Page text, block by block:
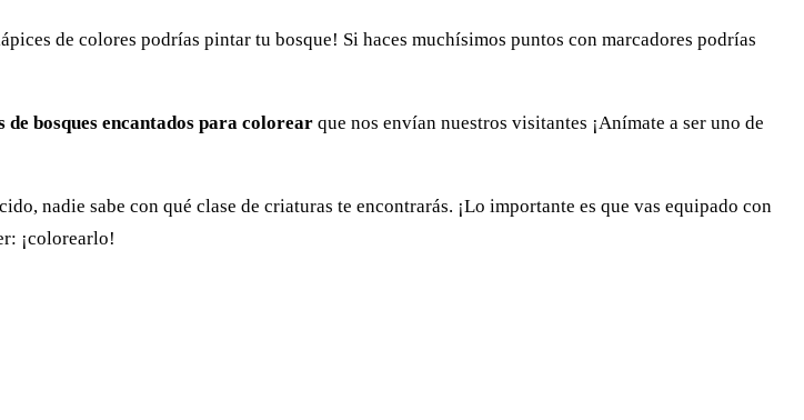
de colores podrías pintar tu bosque! Si haces muchísimos puntos con marcadores podrías
de bosques encantados para colorear que nos envían nuestros visitantes ¡Anímate a ser uno de
nadie sabe con qué clase de criaturas te encontrarás. ¡Lo importante es que vas equipado con
¡colorearlo!